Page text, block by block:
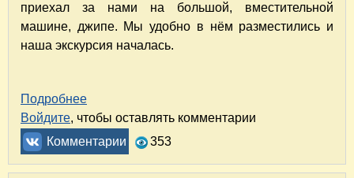
приехал за нами на большой, вместительной
машине, джипе. Мы удобно в нём разместились и
наша экскурсия началась.
Подробнее
Войдите, чтобы оставлять комментарии
Комментарии
353